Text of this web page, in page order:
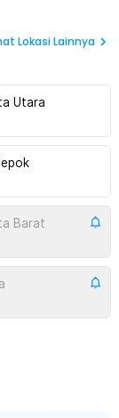
Lokasi Lainnya
Utara
Barat